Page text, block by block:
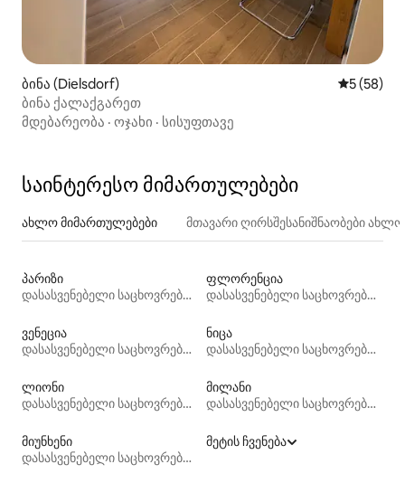
ბინა (Dielsdorf) საშუალო
5 (58)
ბინა ქალაქგარეთ
მდებარეობა · ოჯახი · სისუფთავე
საინტერესო მიმართულებები
ახლო მიმართულებები მთავარი ღირსშესანიშნაობები
პარიზი
დასასვენებელი საცხოვრებლები
ფლორენცია
დასასვენებელი საცხოვრებლები
ვენეცია
დასასვენებელი საცხოვრებლები
ნიცა
დასასვენებელი საცხოვრებლები
ლიონი
დასასვენებელი საცხოვრებლები
მილანი
დასასვენებელი საცხოვრებლები
მიუნხენი
დასასვენებელი საცხოვრებლები
მეტის ჩვენება